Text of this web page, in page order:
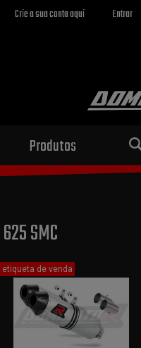
Crie a sua conta aqui
Entrar
Produtos
625 SMC
etiqueta de venda